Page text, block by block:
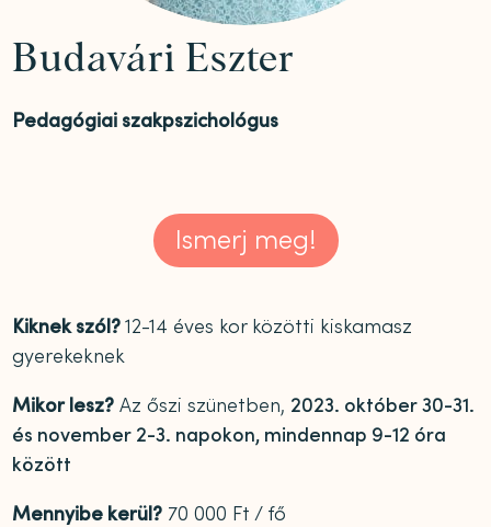
Budavári Eszter
Pedagógiai szakpszichológus
Ismerj meg!
Kiknek szól?12-14 éves kor közötti kiskamasz
gyerekeknek
Mikor lesz? Az őszi szünetben, 2023. október 30-31.
és november 2-3. napokon, mindennap 9-12 óra
között
Mennyibe kerül? 70 000 Ft / fő